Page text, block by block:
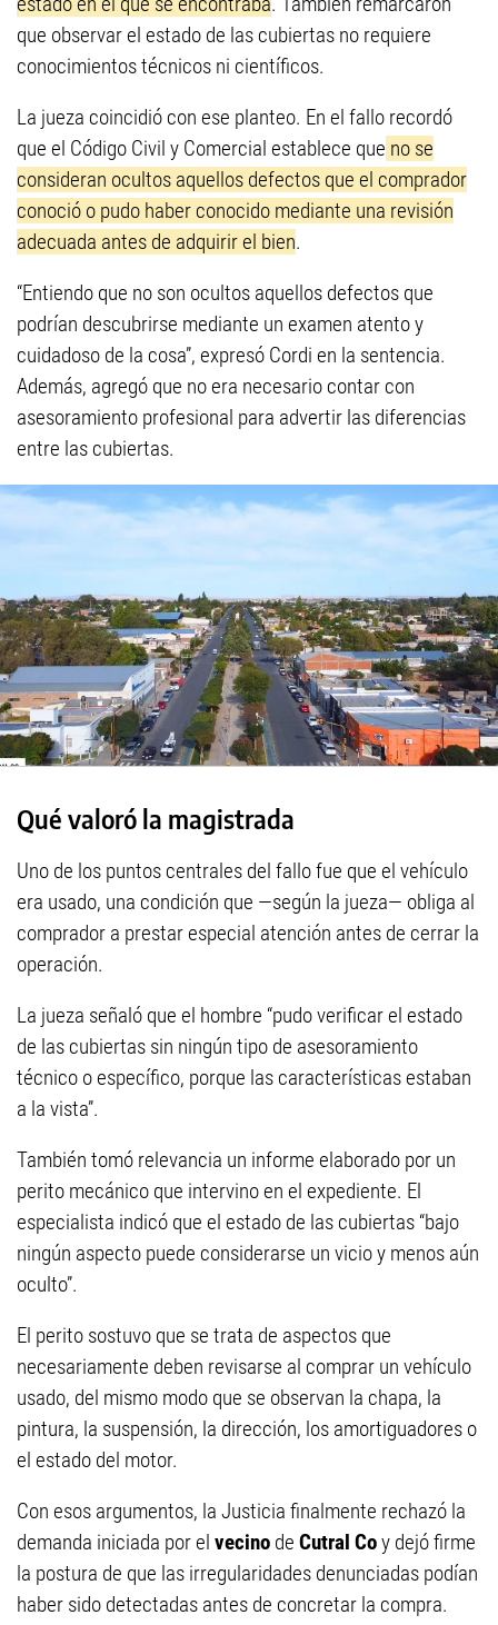
que observar el estado de las cubiertas no requiere
conocimientos técnicos ni científicos.
La jueza coincidió con ese planteo. En el fallo recordó
que el Código Civil y Comercial establece que no se
consideran ocultos aquellos defectos que el comprador
conoció o pudo haber conocido mediante una revisión
adecuada antes de adquirir el bien.
“Entiendo que no son ocultos aquellos defectos que
podrían descubrirse mediante un examen atento y
cuidadoso de la cosa”, expresó Cordi en la sentencia.
Además, agregó que no era necesario contar con
asesoramiento profesional para advertir las diferencias
entre las cubiertas.
Qué valoró la magistrada
Uno de los puntos centrales del fallo fue que el vehículo
era usado, una condición que —según la jueza— obliga al
comprador a prestar especial atención antes de cerrar la
operación.
La jueza señaló que el hombre “pudo verificar el estado
de las cubiertas sin ningún tipo de asesoramiento
técnico o específico, porque las características estaban
a la vista”.
También tomó relevancia un informe elaborado por un
perito mecánico que intervino en el expediente. El
especialista indicó que el estado de las cubiertas “bajo
ningún aspecto puede considerarse un vicio y menos aún
oculto”.
El perito sostuvo que se trata de aspectos que
necesariamente deben revisarse al comprar un vehículo
usado, del mismo modo que se observan la chapa, la
pintura, la suspensión, la dirección, los amortiguadores o
el estado del motor.
Con esos argumentos, la Justicia finalmente rechazó la
demanda iniciada por el vecino de Cutral Coy dejó firme
la postura de que las irregularidades denunciadas podían
haber sido detectadas antes de concretar la compra.